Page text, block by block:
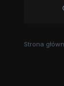
Strona